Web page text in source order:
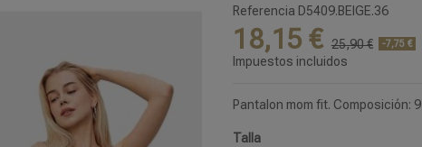
Referencia D5409.BEIGE.36
18,15 € 25,90 € -7,75 €
Impuestos incluidos
Pantalon mom fit. Composición:
Talla